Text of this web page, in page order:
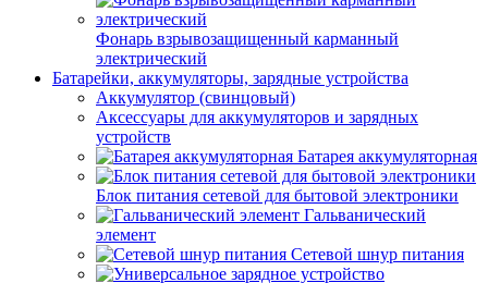
Фонарь взрывозащищенный карманный
электрический
Батарейки, аккумуляторы, зарядные устройства
Аккумулятор (свинцовый)
Аксессуары для аккумуляторов и зарядных
устройств
Батарея аккумуляторная
Блок питания сетевой для бытовой электроники
Гальванический
элемент
Сетевой шнур питания